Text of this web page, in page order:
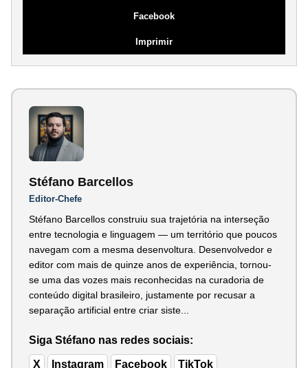
Facebook
Imprimir
Stéfano Barcellos
Editor-Chefe
Stéfano Barcellos construiu sua trajetória na interseção
entre tecnologia e linguagem — um território que poucos
navegam com a mesma desenvoltura. Desenvolvedor e
editor com mais de quinze anos de experiência, tornou-
se uma das vozes mais reconhecidas na curadoria de
conteúdo digital brasileiro, justamente por recusar a
separação artificial entre criar siste...
Siga Stéfano nas redes sociais:
X Instagram Facebook TikTok